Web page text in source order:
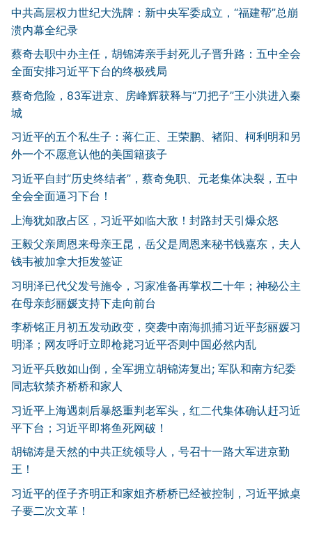
中共高层权力世纪大洗牌：新中央军委成立，“福建帮”总崩
溃内幕全纪录
蔡奇去职中办主任，胡锦涛亲手封死儿子晋升路：五中全会
全面安排习近平下台的终极残局
蔡奇危险，83军进京、房峰辉获释与“刀把子”王小洪进入秦
城
习近平的五个私生子：蒋仁正、王荣鹏、褚阳、柯利明和另
外一个不愿意认他的美国籍孩子
习近平自封“历史终结者”，蔡奇免职、元老集体决裂，五中
全会全面逼习下台！
上海犹如敌占区，习近平如临大敌！封路封天引爆众怒
王毅父亲周恩来母亲王昆，岳父是周恩来秘书钱嘉东，夫人
钱韦被加拿大拒发签证
习明泽已代父发号施令，习家准备再掌权二十年；神秘公主
在母亲彭丽媛支持下走向前台
李桥铭正月初五发动政变，突袭中南海抓捕习近平彭丽媛习
明泽；网友呼吁立即枪毙习近平否则中国必然内乱
习近平兵败如山倒，全军拥立胡锦涛复出; 军队和南方纪委
同志软禁齐桥桥和家人
习近平上海遇刺后暴怒重判老军头，红二代集体确认赶习近
平下台；习近平即将鱼死网破！
胡锦涛是天然的中共正统领导人，号召十一路大军进京勤
王！
习近平的侄子齐明正和家姐齐桥桥已经被控制，习近平掀桌
子要二次文革！